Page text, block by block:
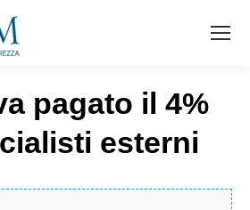
pagato il 4%
esterni